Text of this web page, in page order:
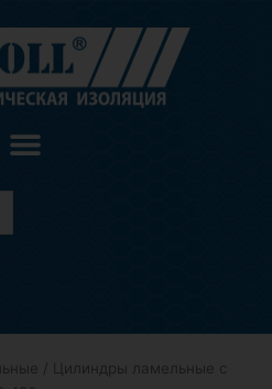
/ Цилиндры ламельные с